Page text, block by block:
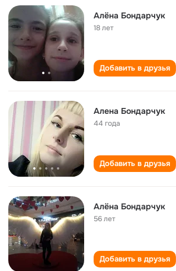
Алёна Бондарчук
18 лет
Добавить в друзья
Алена Бондарчук
44 года
Добавить в друзья
Алёна Бондарчук
56 лет
Добавить в друзья